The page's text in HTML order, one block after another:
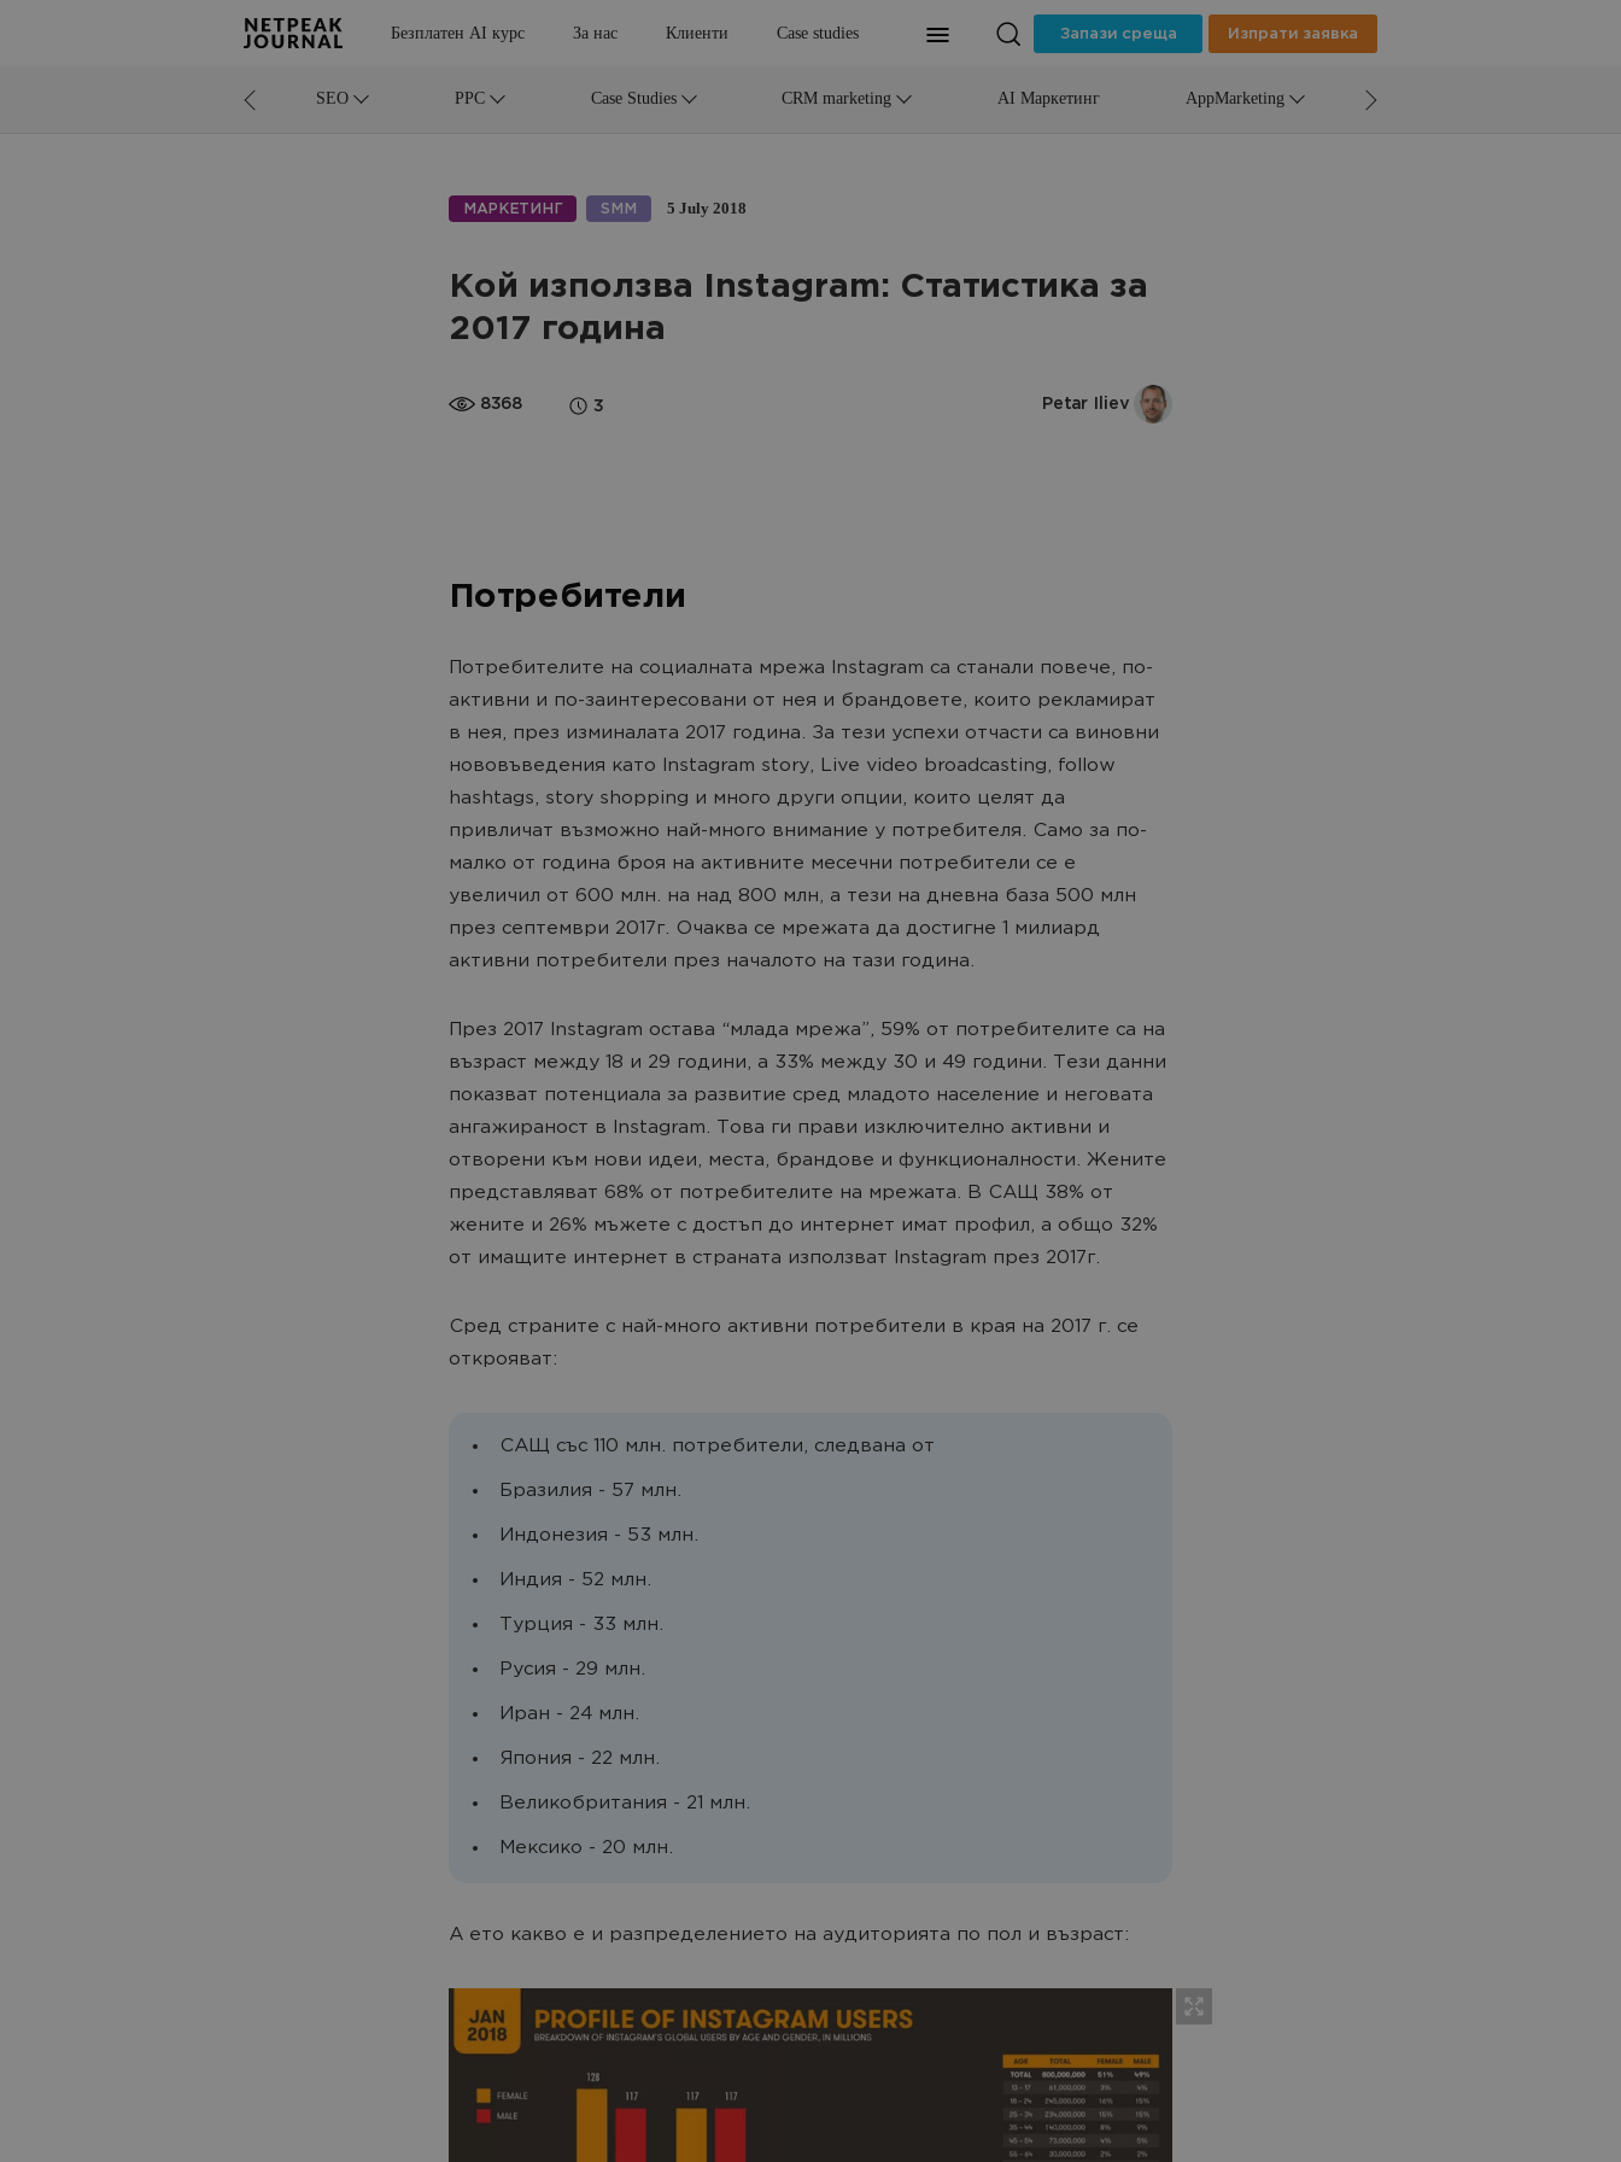
Безплатен AI курс За нас Клиенти Case studies Запази среща Изпрати заявка
SEO PPC Case Studies CRM marketing AI Маркетинг AppMarketing
МАРКЕТИНГ SMM 5 July 2018
Кой използва Instagram: Статистика за
2017 година
8368 3 Petar Iliev
Потребители
Потребителите на социалната мрежа Instagram са станали повече, по-
активни и по-заинтересовани от нея и брандовете, които рекламират
в нея, през изминалата 2017 година. За тези успехи отчасти са виновни
нововъведения като Instagram story, Live video broadcasting, follow
hashtags, story shopping и много други опции, които целят да
привличат възможно най-много внимание у потребителя. Само за по-
малко от година броя на активните месечни потребители се е
увеличил от 600 млн. на над 800 млн, а тези на дневна база 500 млн
през септември 2017г. Очаква се мрежата да достигне 1 милиард
активни потребители през началото на тази година.
През 2017 Instagram остава “млада мрежа”, 59% от потребителите са на
възраст между 18 и 29 години, а 33% между 30 и 49 години. Тези данни
показват потенциала за развитие сред младото население и неговата
ангажираност в Instagram. Това ги прави изключително активни и
отворени към нови идеи, места, брандове и функционалности. Жените
представляват 68% от потребителите на мрежата. В САЩ 38% от
жените и 26% мъжете с достъп до интернет имат профил, а общо 32%
от имащите интернет в страната използват Instagram през 2017г.
Сред страните с най-много активни потребители в края на 2017 г. се
открояват:
САЩ със 110 млн. потребители, следванa от
Бразилия - 57 млн.
Индонезия - 53 млн.
Индия - 52 млн.
Турция - 33 млн.
Русия - 29 млн.
Иран - 24 млн.
Япония - 22 млн.
Великобритания - 21 млн.
Мексико - 20 млн.
А ето какво е и разпределението на аудиторията по пол и възраст: